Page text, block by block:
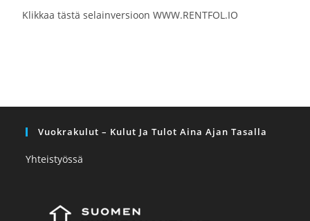
Klikkaa tästä selainversioonWWW.RENTFOL.IO
Vuokrakulut – Kulut Ja Tulot Aina Ajan Tasalla
Yhteistyössä